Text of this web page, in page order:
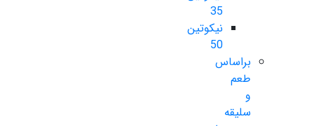
35
نیکوتین
50
براساس
طعم
و
سلیقه